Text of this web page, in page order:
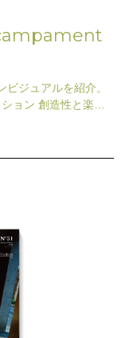
ジュアルを紹介。
ョン 創造性と楽観